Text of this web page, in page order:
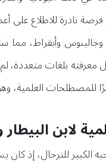
نادرة للاطلاع على
وأبقراط، مما
معرفته بلغات متعددة،
للمصطلحات العلمية،
لابن
الكبير للترحال، إذ كان